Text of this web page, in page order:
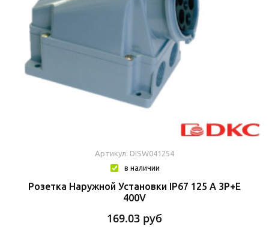
Артикул: DISW041254
в наличии
Розетка Наружной Установки IP67 125 A 3P+E
400V
169.03 руб